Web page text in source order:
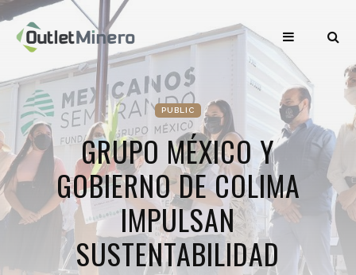
PUBLIC
GRUPO MÉXICO Y
GOBIERNO DE COLIMA
IMPULSAN
SUSTENTABILIDAD